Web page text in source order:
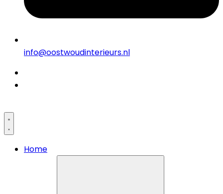
info@oostwoudinterieurs.nl
Home